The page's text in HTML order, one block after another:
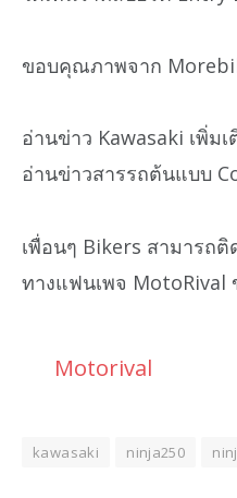
ขอบคุณภาพจาก
อ่านข่าว Kawasaki เพิ่มเ
อ่านข่าวสารรถต้นแบบ
เพื่อนๆ Bikers สามารถ
ทางแฟนเพจ MotoRival
Motorival
kawasaki ninja250